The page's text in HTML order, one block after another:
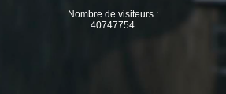
Nombre de visiteurs :
40747754